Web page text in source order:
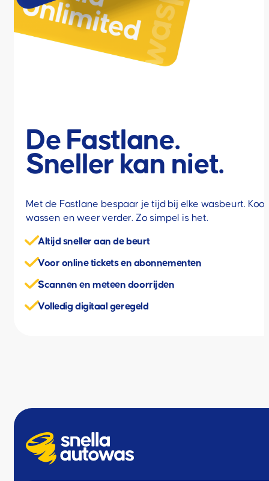
De Fastlane.
Sneller kan niet.
Met de Fastlane bespaar je tijd bij elke wasbeurt.
wassen en weer verder. Zo simpel is het.
Altijd sneller aan de beurt
Voor online tickets en abonnementen
Scannen en meteen doorrijden
Volledig digitaal geregeld